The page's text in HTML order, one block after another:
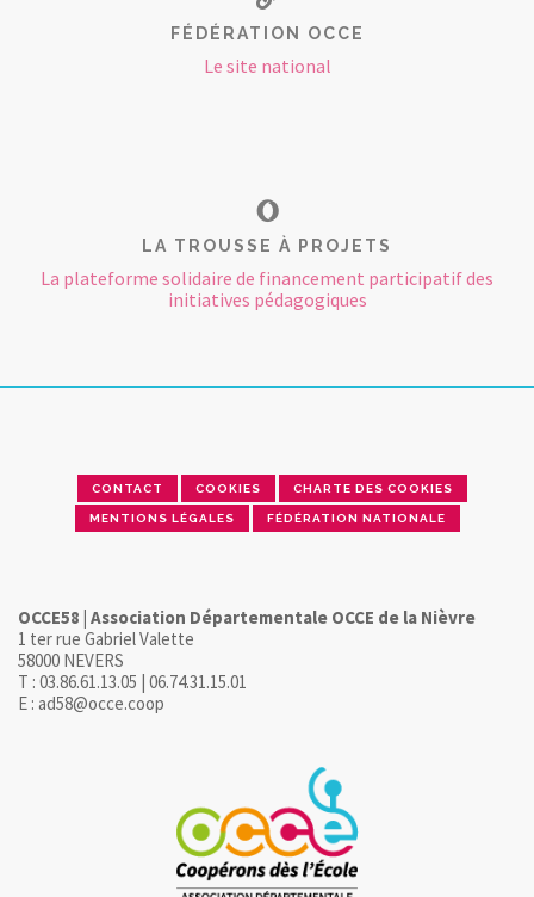
FÉDÉRATION OCCE
Le site national
LA TROUSSE À PROJETS
La plateforme solidaire de financement participatif des
initiatives pédagogiques
CONTACT COOKIES CHARTE DES COOKIES
MENTIONS LÉGALES FÉDÉRATION NATIONALE
OCCE58 | Association Départementale OCCE de la Nièvre
1 ter rue Gabriel Valette
58000 NEVERS
T : 03.86.61.13.05 | 06.74.31.15.01
E : ad58@occe.coop